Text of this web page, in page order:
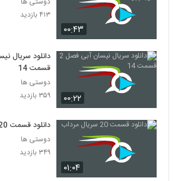
۰۰:۴۳
۴۱۳ بازدید
۰۰:۲۲
قسمت 14
دوستی ها
۳۵۹ بازدید
۰۱:۰۴
دانلود قسمت 20 سریال مرداب
دوستی ها
۳۴۹ بازدید